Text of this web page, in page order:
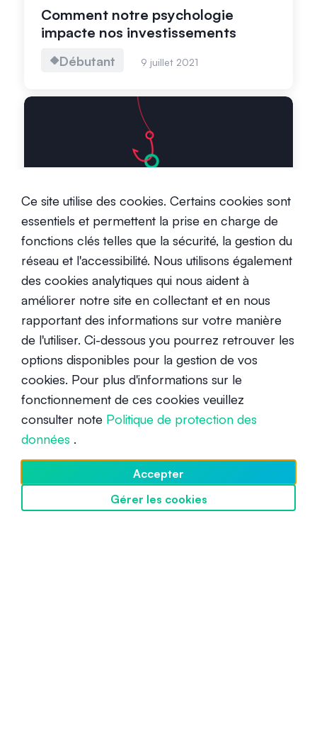
Comment notre psychologie
impacte nos investissements
Débutant 9 juillet 2021
Comment identifier les
escroqueries et se protéger
Débutant 22 mars 2021
Les fissures dans le système
bancaire traditionnel : La finance
décentralisée est-elle la solution ?
Intermédiaire 25 mai 2023
Ce site utilise des cookies. Certains cookies sont
essentiels et permettent la prise en charge de
fonctions clés telles que la sécurité, la gestion du
réseau et l'accessibilité. Nous utilisons également
des cookies analytiques qui nous aident à
améliorer notre site en collectant et en nous
rapportant des informations sur votre manière
de l'utiliser. Ci-dessous you pourrez retrouver les
options disponibles pour la gestion de vos
cookies. Pour plus d'informations sur le
fonctionnement de ces cookies veuillez
consulter note Politique de protection des
données .
Accepter
Gérer les cookies
Découvrir SwissBorg